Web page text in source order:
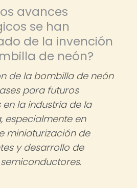
avances
se han
de la invención
de neón?
de la bombilla de neón
para futuros
en la industria de la
especialmente en
miniaturización de
y desarrollo de